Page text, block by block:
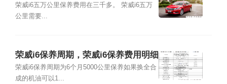
公里保养项目
荣威i6五万公里保养费用在三千多。 荣威i6五万
公里需要...
荣威i6保养周期，荣威i6保养费用明细
表
荣威i6保养周期为6个月5000公里保养如果换全合
成的机油可以1...